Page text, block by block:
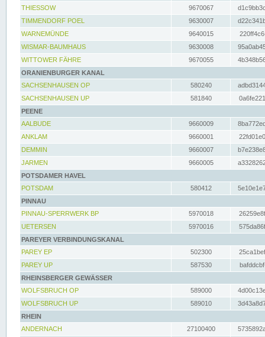
THIESSOW
9670067
TIMMENDORF POEL
9630007
WARNEMÜNDE
9640015
WISMAR-BAUMHAUS
9630008
WITTOWER FÄHRE
9670055
ORANIENBURGER KANAL
SACHSENHAUSEN OP
580240
SACHSENHAUSEN UP
581840
PEENE
AALBUDE
9660009
ANKLAM
9660001
DEMMIN
9660007
JARMEN
9660005
POTSDAMER HAVEL
POTSDAM
580412
PINNAU
PINNAU-SPERRWERK BP
5970018
UETERSEN
5970016
PAREYER VERBINDUNGSKANAL
PAREY EP
502300
PAREY UP
587530
RHEINSBERGER GEWÄSSER
WOLFSBRUCH OP
589000
WOLFSBRUCH UP
589010
RHEIN
ANDERNACH
27100400